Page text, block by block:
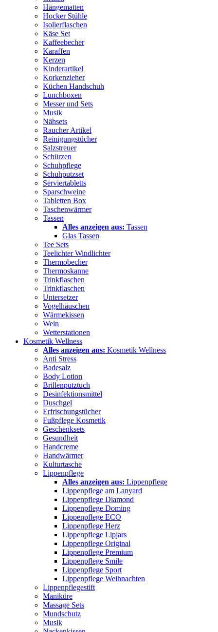
Hängematten
Hocker Stühle
Isolierflaschen
Käse Set
Kaffeebecher
Karaffen
Kerzen
Kinderartikel
Korkenzieher
Küchen Handschuh
Lunchboxen
Messer und Sets
Musik
Nähsets
Raucher Artikel
Reinigungstücher
Salzstreuer
Schürzen
Schuhpflege
Schuhputzset
Serviertabletts
Sparschweine
Tabletten Box
Taschenwärmer
Tassen
Alles anzeigen aus: Tassen
Glas Tassen
Tee Sets
Teelichter Windlichter
Thermobecher
Thermoskanne
Trinkflaschen
Trinkflaschen
Untersetzer
Vogelhäuschen
Wärmekissen
Wein
Wetterstationen
Kosmetik Wellness
Alles anzeigen aus: Kosmetik Wellness
Anti Stress
Badesalz
Body Lotion
Brillenputztuch
Desinfektionsmittel
Duschgel
Erfrischungstücher
Fußpflege Kosmetik
Geschenksets
Gesundheit
Handcreme
Handwärmer
Kulturtasche
Lippenpflege
Alles anzeigen aus: Lippenpflege
Lippenpflege am Lanyard
Lippenpflege Diamond
Lippenpflege Doming
Lippenpflege ECO
Lippenpflege Herz
Lippenpflege Lipjars
Lippenpflege Original
Lippenpflege Premium
Lippenpflege Smile
Lippenpflege Sport
Lippenpflege Weihnachten
Lippenpflegestift
Maniküre
Massage Sets
Mundschutz
Musik